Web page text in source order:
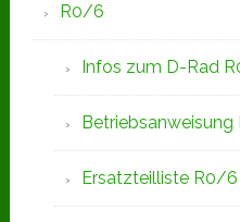
R0/6
Infos zum D-Rad
Ersatzteilliste R0/6